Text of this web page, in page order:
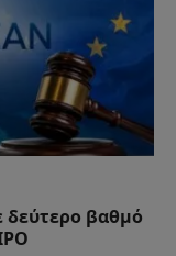
δεύτερο βαθμό